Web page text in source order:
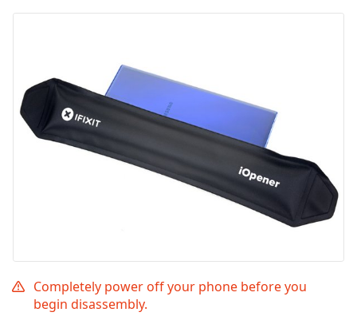
キャンセル コメントを投稿
Completely power off your phone before you
begin disassembly.